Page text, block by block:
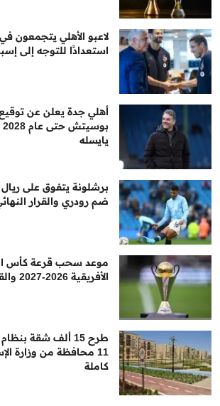
لاعبو الأهلي يتجمعون
استعدادًا للتوجه إلى
أهلي جدة يعلن عن
يايسله
برشلونة يتفوق على
ضم رودري والقرار
موعد سحب قرعة كأس
الأفريقية 2026-2027 والقنوات الناقلة لها
طرح 15 ألف شقة
11 محافظة من وزارة
كاملة